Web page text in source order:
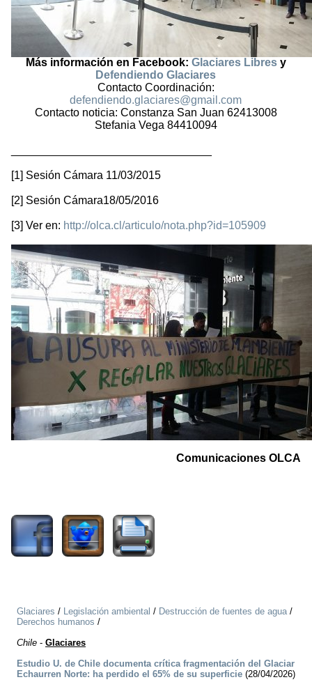
Más información en Facebook: Glaciares Libresy
Defendiendo Glaciares
Contacto Coordinación:
defendiendo.glaciares@gmail.com
Contacto noticia: Constanza San Juan 62413008
Stefania Vega 84410094
[1] Sesión Cámara 11/03/2015
[2] Sesión Cámara18/05/2016
[3] Ver en: http://olca.cl/articulo/nota.php?id=105909
Comunicaciones OLCA
Glaciares / Legislación ambiental / Destrucción de fuentes de agua/
Derechos humanos /
Chile - Glaciares
Estudio U. de Chile documenta crítica fragmentación del Glaciar
Echaurren Norte: ha perdido el 65% de su superficie (28/04/2026)